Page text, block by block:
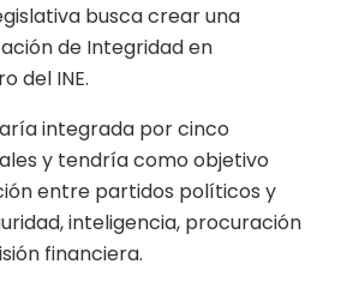
busca crear una
de Integridad en
del INE.
integrada por cinco
y tendría como objetivo
entre partidos políticos y
inteligencia, procuración
financiera.